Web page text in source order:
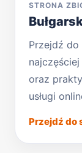
STRONA
Przejdź do
najczęściej
oraz
usługi
Przejdź do